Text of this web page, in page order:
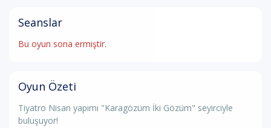
Seanslar
Bu oyun sona ermiştir.
Oyun Özeti
Tiyatro Nisan yapımı "Karagözüm İki Gözüm" seyirciyle
buluşuyor!